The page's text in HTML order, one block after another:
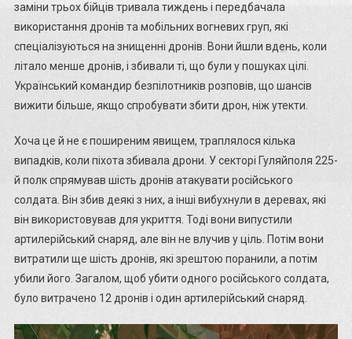
заміни трьох бійців тривала тиждень і передбачала
використання дронів та мобільних вогневих груп, які
спеціалізуються на знищенні дронів. Вони йшли вдень, коли
літало менше дронів, і збивали ті, що були у пошуках цілі.
Український командир безпілотників розповів, що шансів
вижити більше, якщо спробувати збити дрон, ніж утекти.
Хоча це й не є поширеним явищем, траплялося кілька
випадків, коли піхота збивала дрони. У секторі Гуляйполя 225-
й полк спрямував шість дронів атакувати російського
солдата. Він збив деякі з них, а інші вибухнули в деревах, які
він використовував для укриття. Тоді вони випустили
артилерійський снаряд, але він не влучив у ціль. Потім вони
витратили ще шість дронів, які зрештою поранили, а потім
убили його. Загалом, щоб убити одного російського солдата,
було витрачено 12 дронів і один артилерійський снаряд.